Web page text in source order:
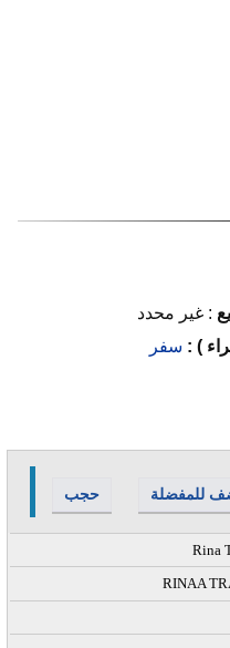
: غير محدد
) : سفر
حجب للمفضلة
Rina
RINAA